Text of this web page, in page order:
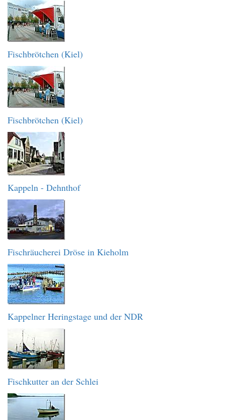
Fischbrötchen (Kiel)
Fischbrötchen (Kiel)
Kappeln - Dehnthof
Fischräucherei Dröse in Kieholm
Kappelner Heringstage und der NDR
Fischkutter an der Schlei